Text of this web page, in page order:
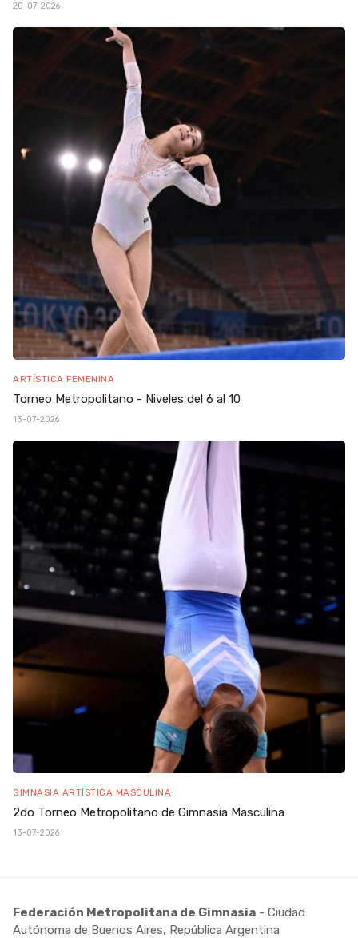
20-07-2026
ARTÍSTICA FEMENINA
Torneo Metropolitano - Niveles del 6 al 10
13-07-2026
GIMNASIA ARTÍSTICA MASCULINA
2do Torneo Metropolitano de Gimnasia Masculina
13-07-2026
Federación Metropolitana de Gimnasia - Ciudad
Autónoma de Buenos Aires, República Argentina